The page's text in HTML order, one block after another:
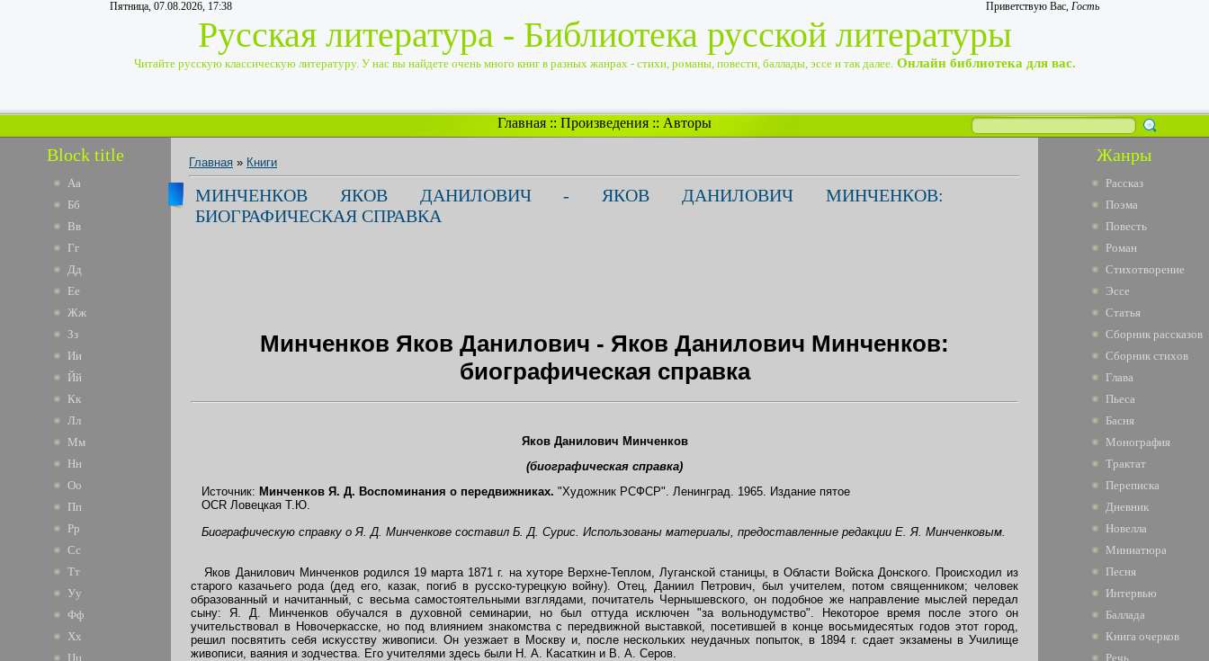
Пятница, 07.08.2026, 17:38 Приветствую Вас, Гость
Русская литература - Библиотека русской литературы
Читайте русскую классическую литературу. У нас вы найдете очень много книг в разных жанрах - стихи, романы, повести, баллады, эссе и так далее. Онлайн библиотека для вас.
Главная :: Произведения :: Авторы
Block title
Аа
Бб
Вв
Гг
Дд
Ее
Жж
Зз
Ии
Йй
Кк
Лл
Мм
Нн
Оо
Пп
Рр
Сс
Тт
Уу
Фф
Хх
Цц
Главная » Книги
МИНЧЕНКОВ ЯКОВ ДАНИЛОВИЧ - ЯКОВ ДАНИЛОВИЧ МИНЧЕНКОВ:
БИОГРАФИЧЕСКАЯ СПРАВКА
Минченков Яков Данилович - Яков Данилович Минченков:
биографическая справка
Яков Данилович Минченков
(биографическая справка)
Источник: Минченков Я. Д. Воспоминания о передвижниках. "Художник РСФСР". Ленинград. 1965. Издание пятое
OCR Ловецкая Т.Ю.
Биографическую справку о Я. Д. Минченкове составил Б. Д. Сурис. Использованы материалы, предоставленные редакции Е. Я. Минченковым.
Яков Данилович Минченков родился 19 марта 1871 г. на хуторе Верхне-Теплом, Луганской станицы, в Области Войска Донского. Происходил из
старого казачьего рода (дед его, казак, погиб в русско-турецкую войну). Отец, Даниил Петрович, был учителем, потом священником; человек
образованный и начитанный, с весьма самостоятельными взглядами, почитатель Чернышевского, он подобное же направление мыслей передал
сыну: Я. Д. Минченков обучался в духовной семинарии, но был оттуда исключен "за вольнодумство". Некоторое время после этого он
учительствовал в Новочеркасске, но под влиянием знакомства с передвижной выставкой, посетившей в конце восьмидесятых годов этот город,
решил посвятить себя искусству живописи. Он уезжает в Москву и, после нескольких неудачных попыток, в 1894 г. сдает экзамены в Училище
живописи, ваяния и зодчества. Его учителями здесь были Н. А. Касаткин и В. А. Серов.
Жанры
Рассказ
Поэма
Повесть
Роман
Стихотворение
Эссе
Статья
Сборник рассказов
Сборник стихов
Глава
Пьеса
Басня
Монография
Трактат
Переписка
Дневник
Новелла
Миниатюра
Песня
Интервью
Баллада
Книга очерков
Речь